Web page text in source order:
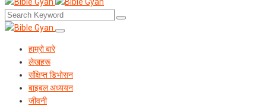
हाम्रो बारे
लेखहरू
संक्षिप्त डिभोसन
बाइबल अध्ययन
जीवनी